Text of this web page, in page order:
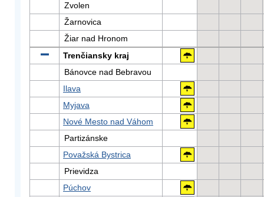
Zvolen
Žarnovica
Žiar nad Hronom
Trenčiansky kraj
Bánovce nad Bebravou
Ilava
Myjava
Nové Mesto nad Váhom
Partizánske
Považská Bystrica
Prievidza
Púchov